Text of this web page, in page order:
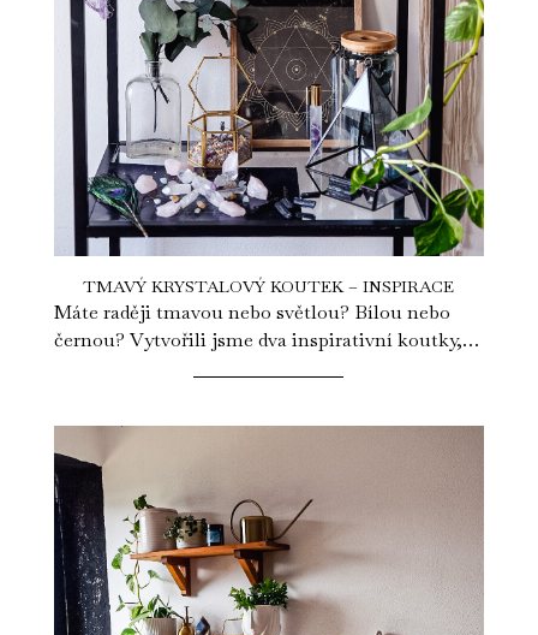
TMAVÝ KRYSTALOVÝ KOUTEK – INSPIRACE
Máte raději tmavou nebo světlou? Bílou nebo
černou? Vytvořili jsme dva inspirativní koutky,